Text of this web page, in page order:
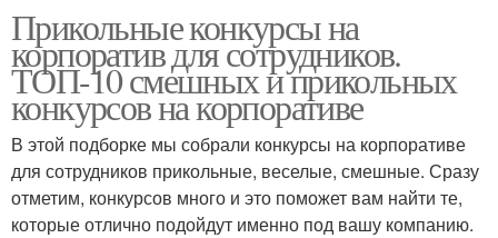
Прикольные конкурсы на
корпоратив для сотрудников.
ТОП-10 смешных и прикольных
конкурсов на корпоративе
В этой подборке мы собрали конкурсы на корпоративе
для сотрудников прикольные, веселые, смешные. Сразу
отметим, конкурсов много и это поможет вам найти те,
которые отлично подойдут именно под вашу компанию.